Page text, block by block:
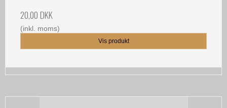
20,00 DKK
(inkl. moms)
Vis produkt